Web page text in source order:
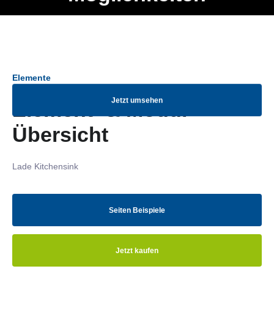
Jetzt umsehen
Elemente
Element- & Modul-
Übersicht
Lade Kitchensink
Seiten Beispiele
Jetzt kaufen